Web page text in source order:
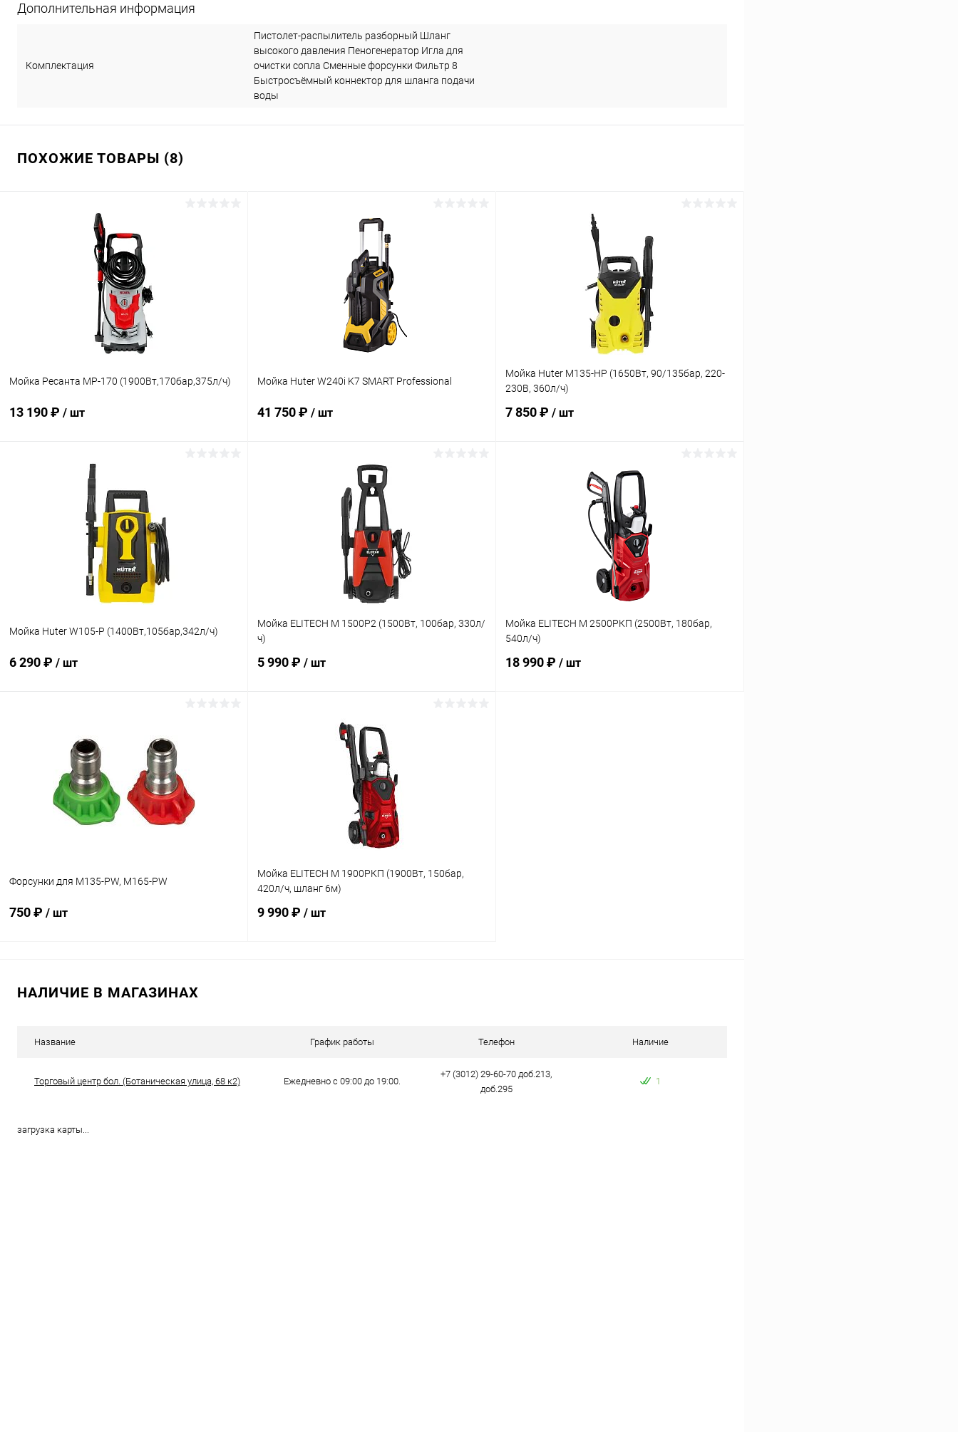
Дополнительная информация
Комплектация
Пистолет-распылитель разборный Шланг
высокого давления Пеногенератор Игла для
очистки сопла Сменные форсунки Фильтр 8
Быстросъёмный коннектор для шланга подачи
воды
ПОХОЖИЕ ТОВАРЫ (8)
Мойка Ресанта МР-170 (1900Вт,170бар,375л/ч)
13 190 ₽ / шт
В наличии
Мойка Huter W240i K7 SMART Professional
41 750 ₽ / шт
В корзину
В наличии
Мойка Huter M135-HP (1650Вт, 90/135бар, 220-
230В, 360л/ч)
7 850 ₽ / шт
В корзину
В наличии
Мойка Huter W105-P (1400Вт,105бар,342л/ч)
6 290 ₽ / шт
Купить в 1 клик Сравнение
В избранное В наличии
Мойка ELITECH М 1500Р2 (1500Вт, 100бар, 330л/
ч)
5 990 ₽ / шт
Мойка ELITECH М 2500РКП (2500Вт, 180бар,
540л/ч)
18 990 ₽ / шт
Форсунки для M135-PW, M165-PW
750 ₽ / шт
Мойка ELITECH М 1900РКП (1900Вт, 150бар,
420л/ч, шланг 6м)
9 990 ₽ / шт
НАЛИЧИЕ В МАГАЗИНАХ
Название График работы Телефон Наличие
Торговый центр бол. (Ботаническая улица, 68 к2) Ежедневно с 09:00 до 19:00.
+7 (3012) 29-60-70 доб.213,
доб.295
1
загрузка карты...